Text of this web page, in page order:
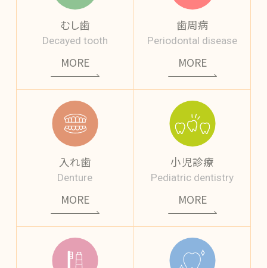
むし歯
Decayed tooth
MORE
歯周病
Periodontal disease
MORE
入れ歯
Denture
MORE
小児診療
Pediatric dentistry
MORE